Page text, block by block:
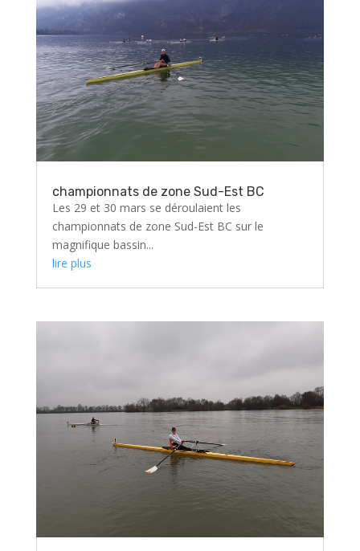
championnats de zone Sud-Est BC
Les 29 et 30 mars se déroulaient les
championnats de zone Sud-Est BC sur le
magnifique bassin...
lire plus